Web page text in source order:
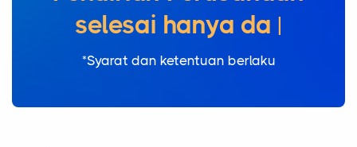
sele
*Syarat dan ketentuan berlaku